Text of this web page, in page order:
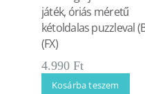
játék, óriás méretű
kétoldalas puzzleval
(FX)
4.990 Ft
Kosárba teszem